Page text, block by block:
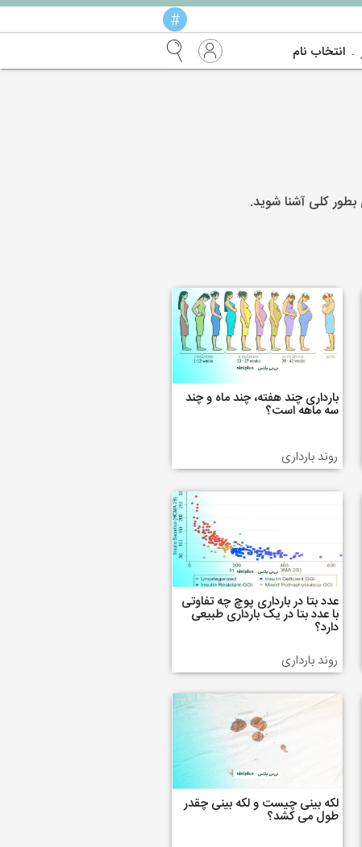
#
انتخاب نام
کلی آشنا شوید.
بارداری چند هفته، چند ماه و چند
سه ماهه است؟
روند بارداری
عدد بتا در بارداری پوچ چه تفاوتی
با عدد بتا در یک بارداری طبیعی
دارد؟
روند بارداری
لکه بینی چیست و لکه بینی چقدر
طول می کشد؟